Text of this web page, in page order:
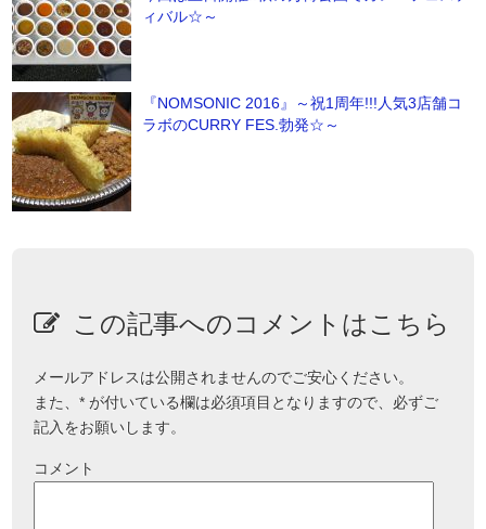
ィバル☆～
『NOMSONIC 2016』～祝1周年!!!人気3店舗コ
ラボのCURRY FES.勃発☆～
この記事へのコメントはこちら
メールアドレスは公開されませんのでご安心ください。
また、* が付いている欄は必須項目となりますので、必ずご
記入をお願いします。
コメント